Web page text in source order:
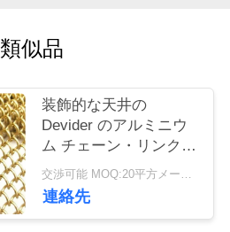
類似品
装飾的な天井の
Devider のアルミニウ
ム チェーン・リンクの
カーテン 4mm 5mm
6mm の金属
交渉可能 MOQ:20平方メートル
連絡先